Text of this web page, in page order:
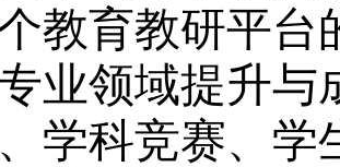
教育教研平台
业领域提升与
学科竞赛、学